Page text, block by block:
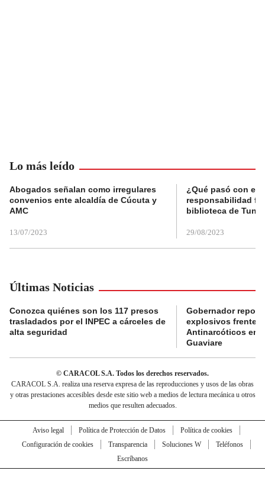
Lo más leído
Abogados señalan como irregulares
convenios ente alcaldía de Cúcuta y
AMC
13/07/2023
¿Qué pasó con el
responsabilidad
biblioteca de
29/08/2023
Últimas Noticias
Conozca quiénes son los 117 presos
trasladados por el INPEC a cárceles de
alta seguridad
Gobernador
explosivos frente a
Antinarcóticos en
Guaviare
© CARACOL S.A. Todos los derechos reservados.
CARACOL S.A. realiza una reserva expresa de las reproducciones y usos de las obras
y otras prestaciones accesibles desde este sitio web a medios de lectura mecánica u otros
medios que resulten adecuados.
Aviso legal Política de Protección de Datos
Política de cookies
Configuración de cookies
Transparencia Soluciones W
Teléfonos
Escríbanos